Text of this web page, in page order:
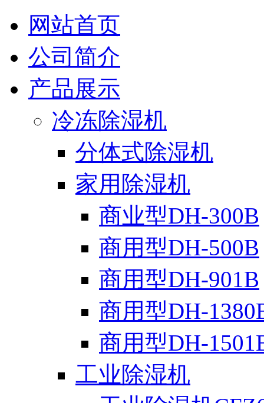
网站首页
公司简介
产品展示
冷冻除湿机
分体式除湿机
家用除湿机
商业型DH-300B
商用型DH-500B
商用型DH-901B
商用型DH-
商用型DH-
工业除湿机